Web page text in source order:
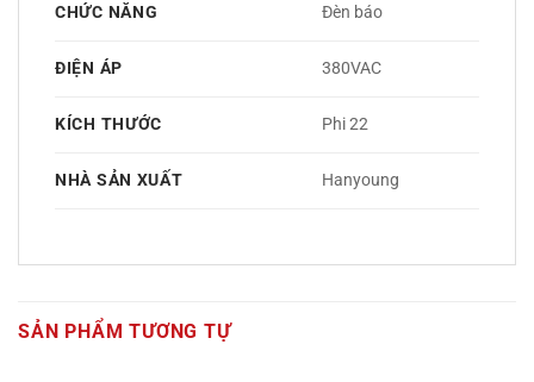
CHỨC NĂNG Đèn báo
ĐIỆN ÁP 380VAC
KÍCH THƯỚC Phi 22
NHÀ SẢN XUẤT Hanyoung
SẢN PHẨM TƯƠNG TỰ